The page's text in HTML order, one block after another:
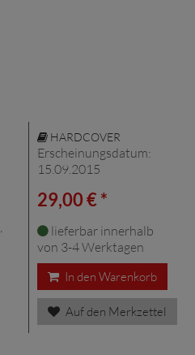
HARDCOVER
Erscheinungsdatum:
15.09.2015
29,00 € *
lieferbar innerhalb
von 3-4 Werktagen
In den Warenkorb
Auf den Merkzettel